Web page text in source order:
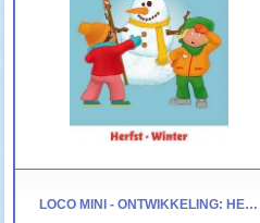
LOCO MINI - ONTWIKKELING: HERFST - WINTER